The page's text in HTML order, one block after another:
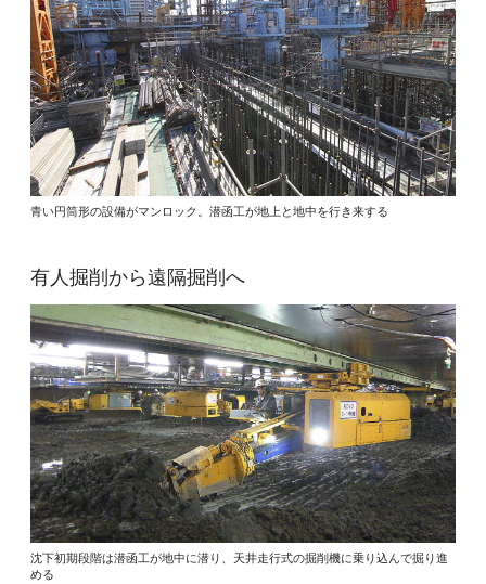
青い円筒形の設備がマンロック。潜函工が地上と地中を行き来する
有人掘削から遠隔掘削へ
沈下初期段階は潜函工が地中に潜り、天井走行式の掘削機に乗り込んで掘り進
める